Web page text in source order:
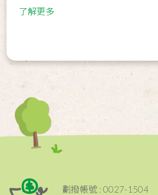
了解更多
劃撥帳號 : 0027-1504